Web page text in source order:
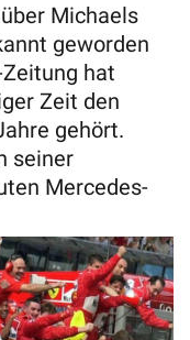
Michaels
geworden
hat
Zeit den
gehört.
seiner
Mercedes-